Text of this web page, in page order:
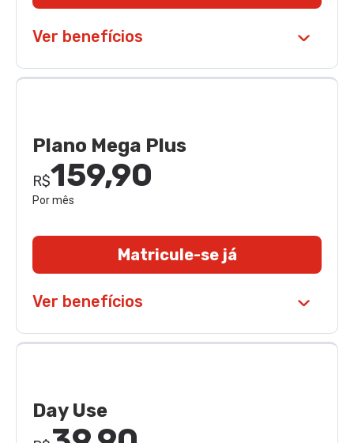
Ver benefícios
Plano Mega Plus
R$159,90
Por mês
Matricule-se já
Ver benefícios
Day Use